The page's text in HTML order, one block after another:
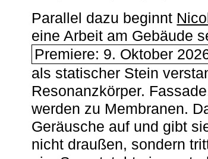
Parallel dazu beginnt
eine Arbeit am Gebäude
Premiere: 9. Oktober
als statischer Stein
Resonanzkörper.
werden zu Membranen.
Geräusche auf und gibt
nicht draußen, sondern